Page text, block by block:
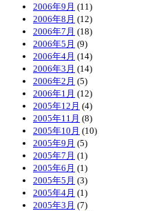
2006年9月 (11)
2006年8月 (12)
2006年7月 (18)
2006年5月 (9)
2006年4月 (14)
2006年3月 (14)
2006年2月 (5)
2006年1月 (12)
2005年12月 (4)
2005年11月 (8)
2005年10月 (10)
2005年9月 (5)
2005年7月 (1)
2005年6月 (1)
2005年5月 (3)
2005年4月 (1)
2005年3月 (7)